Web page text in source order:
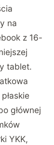
na
z 16-
tablet.
głównej
YKK,